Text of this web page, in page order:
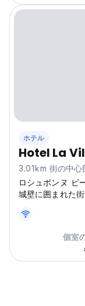
ホテル
Hotel
3.01km 街の中心
ロシュボンヌ ビ
城壁に囲まれた
個室